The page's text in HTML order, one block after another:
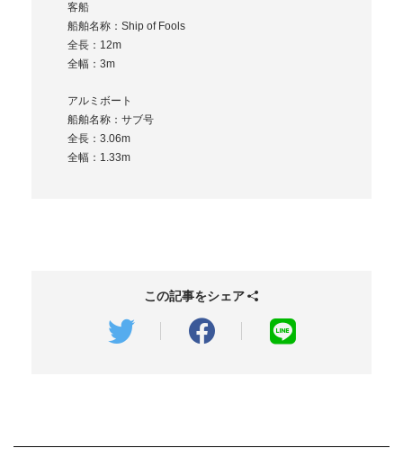
客船
船舶名称：Ship of Fools
全長：12m
全幅：3m
アルミボート
船舶名称：サブ号
全長：3.06m
全幅：1.33m
この記事をシェア